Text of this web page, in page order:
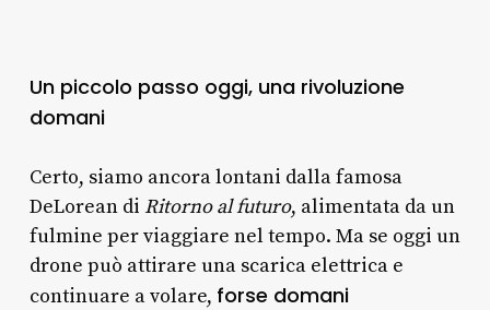
Un piccolo passo oggi, una rivoluzione
domani
Certo, siamo ancora lontani dalla famosa
DeLorean di Ritorno al futuro, alimentata da un
fulmine per viaggiare nel tempo. Ma se oggi un
drone può attirare una scarica elettrica e
continuare a volare, forse domani